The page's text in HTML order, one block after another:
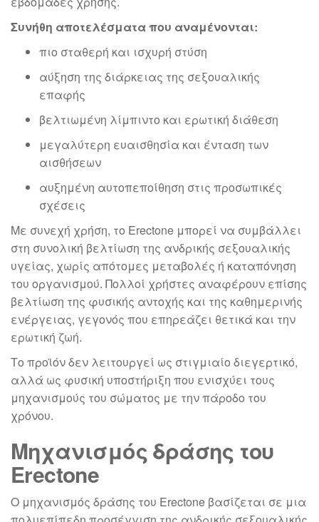
Συνήθη αποτελέσματα που αναμένονται:
πιο σταθερή και ισχυρή στύση
αύξηση της διάρκειας της σεξουαλικής
επαφής
βελτιωμένη λίμπιντο και ερωτική διάθεση
μεγαλύτερη ευαισθησία και ένταση των
αισθήσεων
αυξημένη αυτοπεποίθηση στις προσωπικές
σχέσεις
Με συνεχή χρήση, το Erectone μπορεί να συμβάλλει
στη συνολική βελτίωση της ανδρικής σεξουαλικής
υγείας, χωρίς απότομες μεταβολές ή καταπόνηση
του οργανισμού. Πολλοί χρήστες αναφέρουν επίσης
βελτίωση της φυσικής αντοχής και της καθημερινής
ενέργειας, γεγονός που επηρεάζει θετικά και την
ερωτική ζωή.
Το προϊόν δεν λειτουργεί ως στιγμιαίο διεγερτικό,
αλλά ως φυσική υποστήριξη που ενισχύει τους
μηχανισμούς του σώματος με την πάροδο του
χρόνου.
Μηχανισμός δράσης του
Erectone
Ο μηχανισμός δράσης του Erectone βασίζεται σε μια